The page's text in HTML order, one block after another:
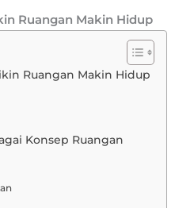
Ruangan Makin Hidup
Ruangan Makin Hidup
Konsep Ruangan